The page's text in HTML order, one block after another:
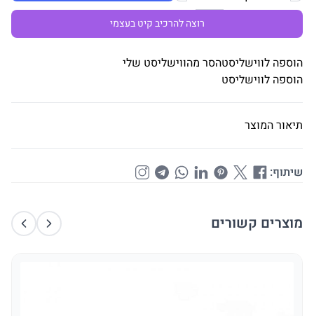
רוצה להרכיב קיט בעצמי
הוספה לווישליסטהסר מהווישליסט שלי
הוספה לווישליסט
תיאור המוצר
שיתוף:
מוצרים קשורים